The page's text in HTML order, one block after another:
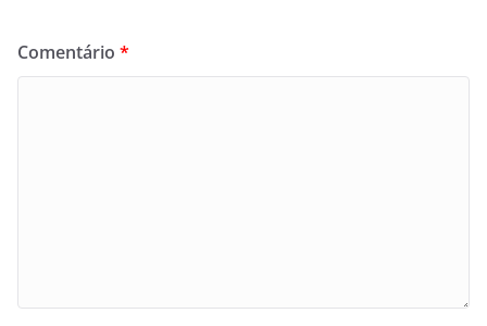
Comentário *